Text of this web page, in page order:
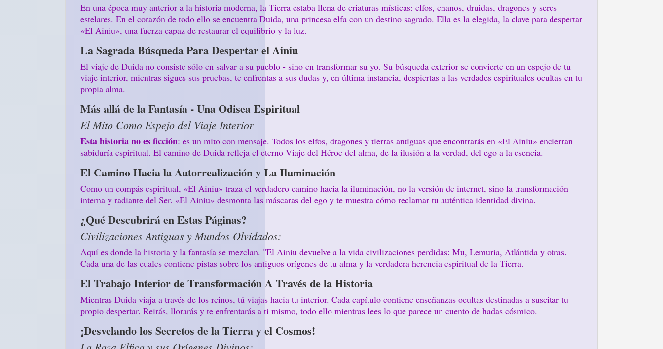
En una época muy anterior a la historia moderna, la Tierra estaba llena de criaturas místicas: elfos, enanos, druidas, dragones y seres
estelares. En el corazón de todo ello se encuentra Duida, una princesa elfa con un destino sagrado. Ella es la elegida, la clave para despertar
«El Ainiu», una fuerza capaz de restaurar el equilibrio y la luz.
La Sagrada Búsqueda Para Despertar el Ainiu
El viaje de Duida no consiste sólo en salvar a su pueblo - sino en transformar su yo. Su búsqueda exterior se convierte en un espejo de tu
viaje interior, mientras sigues sus pruebas, te enfrentas a sus dudas y, en última instancia, despiertas a las verdades espirituales ocultas en tu
propia alma.
Más allá de la Fantasía - Una Odisea Espiritual
El Mito Como Espejo del Viaje Interior
Esta historia no es ficción: es un mito con mensaje. Todos los elfos, dragones y tierras antiguas que encontrarás en «El Ainiu» encierran
sabiduría espiritual. El camino de Duida refleja el eterno Viaje del Héroe del alma, de la ilusión a la verdad, del ego a la esencia.
El Camino Hacia la Autorrealización y La Iluminación
Como un compás espiritual, «El Ainiu» traza el verdadero camino hacia la iluminación, no la versión de internet, sino la transformación
interna y radiante del Ser. «El Ainiu» desmonta las máscaras del ego y te muestra cómo reclamar tu auténtica identidad divina.
¿Qué Descubrirá en Estas Páginas?
Civilizaciones Antiguas y Mundos Olvidados:
Aquí es donde la historia y la fantasía se mezclan. "El Ainiu devuelve a la vida civilizaciones perdidas: Mu, Lemuria, Atlántida y otras.
Cada una de las cuales contiene pistas sobre los antiguos orígenes de tu alma y la verdadera herencia espiritual de la Tierra.
El Trabajo Interior de Transformación A Través de la Historia
Mientras Duida viaja a través de los reinos, tú viajas hacia tu interior. Cada capítulo contiene enseñanzas ocultas destinadas a suscitar tu
propio despertar. Reirás, llorarás y te enfrentarás a ti mismo, todo ello mientras lees lo que parece un cuento de hadas cósmico.
¡Desvelando los Secretos de la Tierra y el Cosmos!